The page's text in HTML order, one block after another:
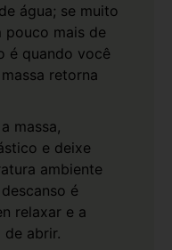
água; se muito
pouco mais de
é quando você
retorna
massa,
e deixe
ambiente
é
relaxar e a
de abrir.